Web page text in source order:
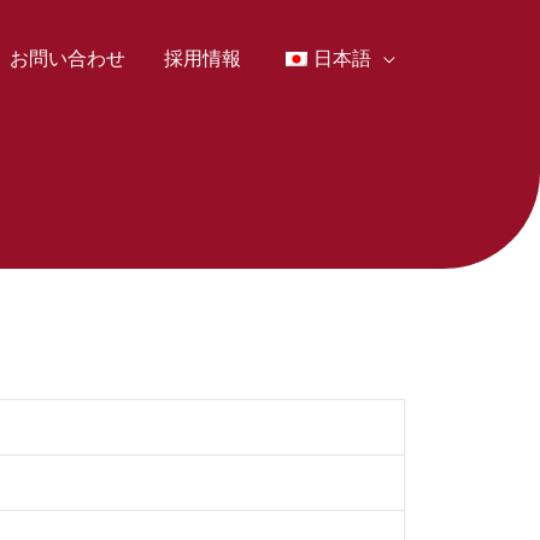
お問い合わせ 採用情報 日本語